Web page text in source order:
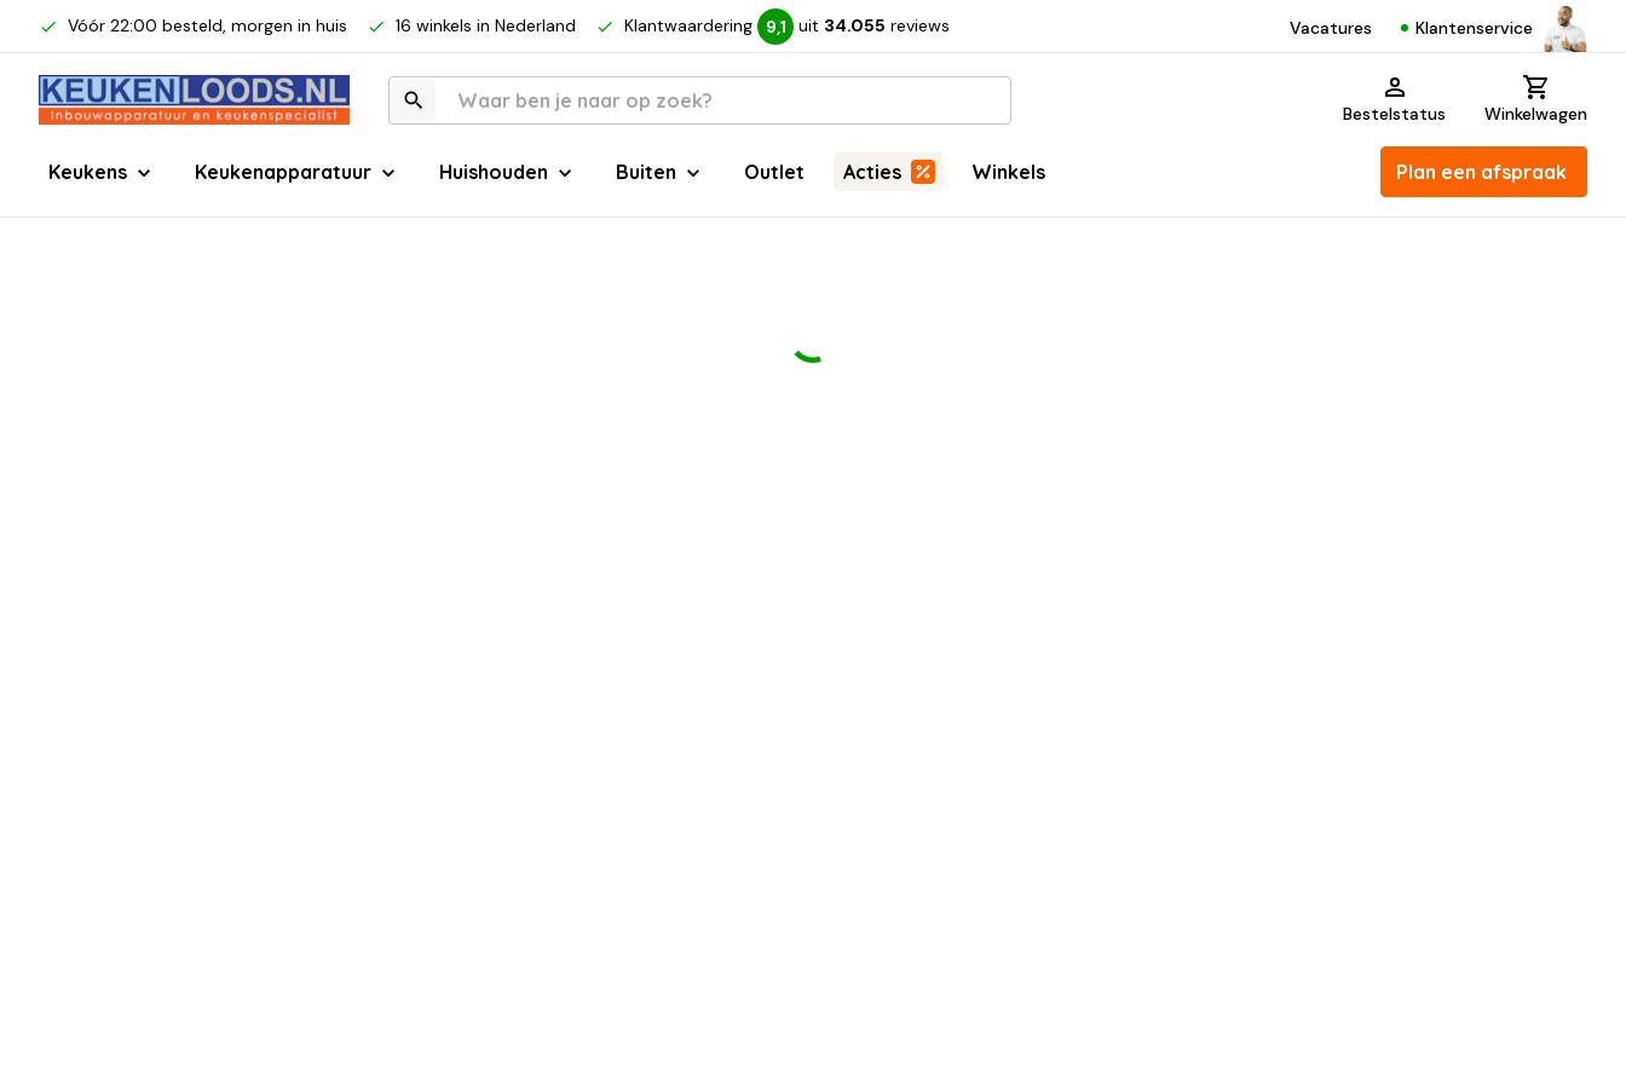
Vóór 22:00 besteld, morgen in huis 16 winkels in Nederland Klantwaardering 9,1 uit 34.055 reviews Vacatures Klantenservice
Bestelstatus Winkelwagen
Keukens Keukenapparatuur Huishouden Buiten Outlet Acties Winkels Plan een afspraak